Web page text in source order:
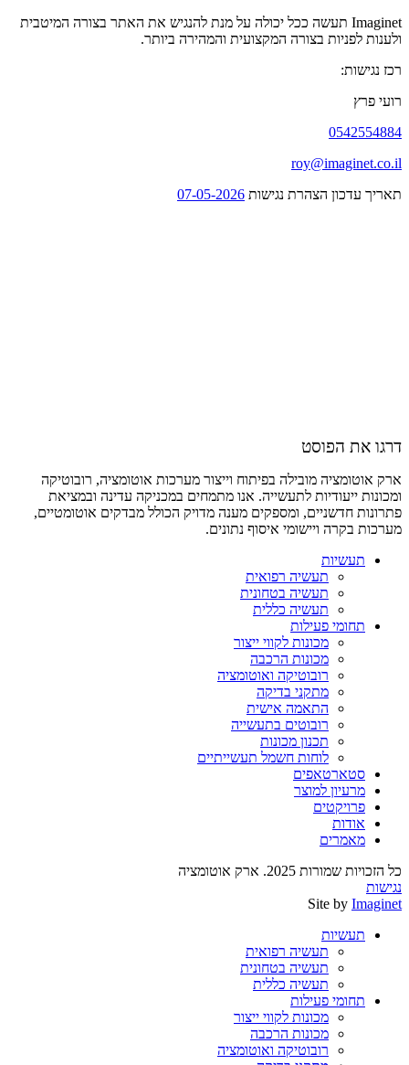
Imaginet תעשה ככל יכולה על מנת להנגיש את האתר בצורה המיטבית
ולענות לפניות בצורה המקצועית והמהירה ביותר.
רכז נגישות:
רועי פרץ
0542554884
roy@imaginet.co.il
תאריך עדכון הצהרת נגישות 07-05-2026
דרגו את הפוסט
ארק אוטומציה מובילה בפיתוח וייצור מערכות אוטומציה, רובוטיקה
ומכונות ייעודיות לתעשייה. אנו מתמחים במכניקה עדינה ובמציאת
פתרונות חדשניים, ומספקים מענה מדויק הכולל מבדקים אוטומטיים,
מערכות בקרה ויישומי איסוף נתונים.
תעשיות
תעשיה רפואית
תעשיה בטחונית
תעשיה כללית
תחומי פעילות
מכונות לקווי ייצור
מכונות הרכבה
רובוטיקה ואוטומציה
מתקני בדיקה
התאמה אישית
רובוטים בתעשייה
תכנון מכונות
לוחות חשמל תעשייתיים
סטארטאפים
מרעיון למוצר
פרויקטים
אודות
מאמרים
כל הזכויות שמורות 2025. ארק אוטומציה
נגישות
Site by Imaginet
תעשיות
תעשיה רפואית
תעשיה בטחונית
תעשיה כללית
תחומי פעילות
מכונות לקווי ייצור
מכונות הרכבה
רובוטיקה ואוטומציה